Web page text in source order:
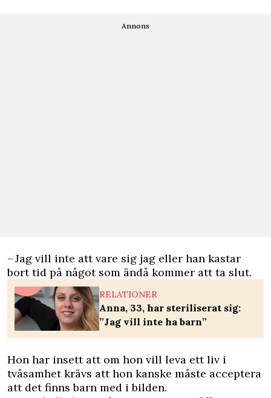
Annons
– Jag vill inte att vare sig jag eller han kastar
bort tid på något som ändå kommer att ta slut.
RELATIONER
Anna, 33, har steriliserat sig:
”Jag vill inte ha barn”
Hon har insett att om hon vill leva ett liv i
tvåsamhet krävs att hon kanske måste acceptera
att det finns barn med i bilden.